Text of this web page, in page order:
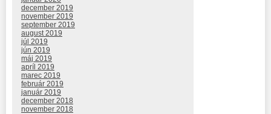
december 2019
november 2019
september 2019
august 2019
júl 2019
jún 2019
máj 2019
apríl 2019
marec 2019
február 2019
január 2019
december 2018
november 2018